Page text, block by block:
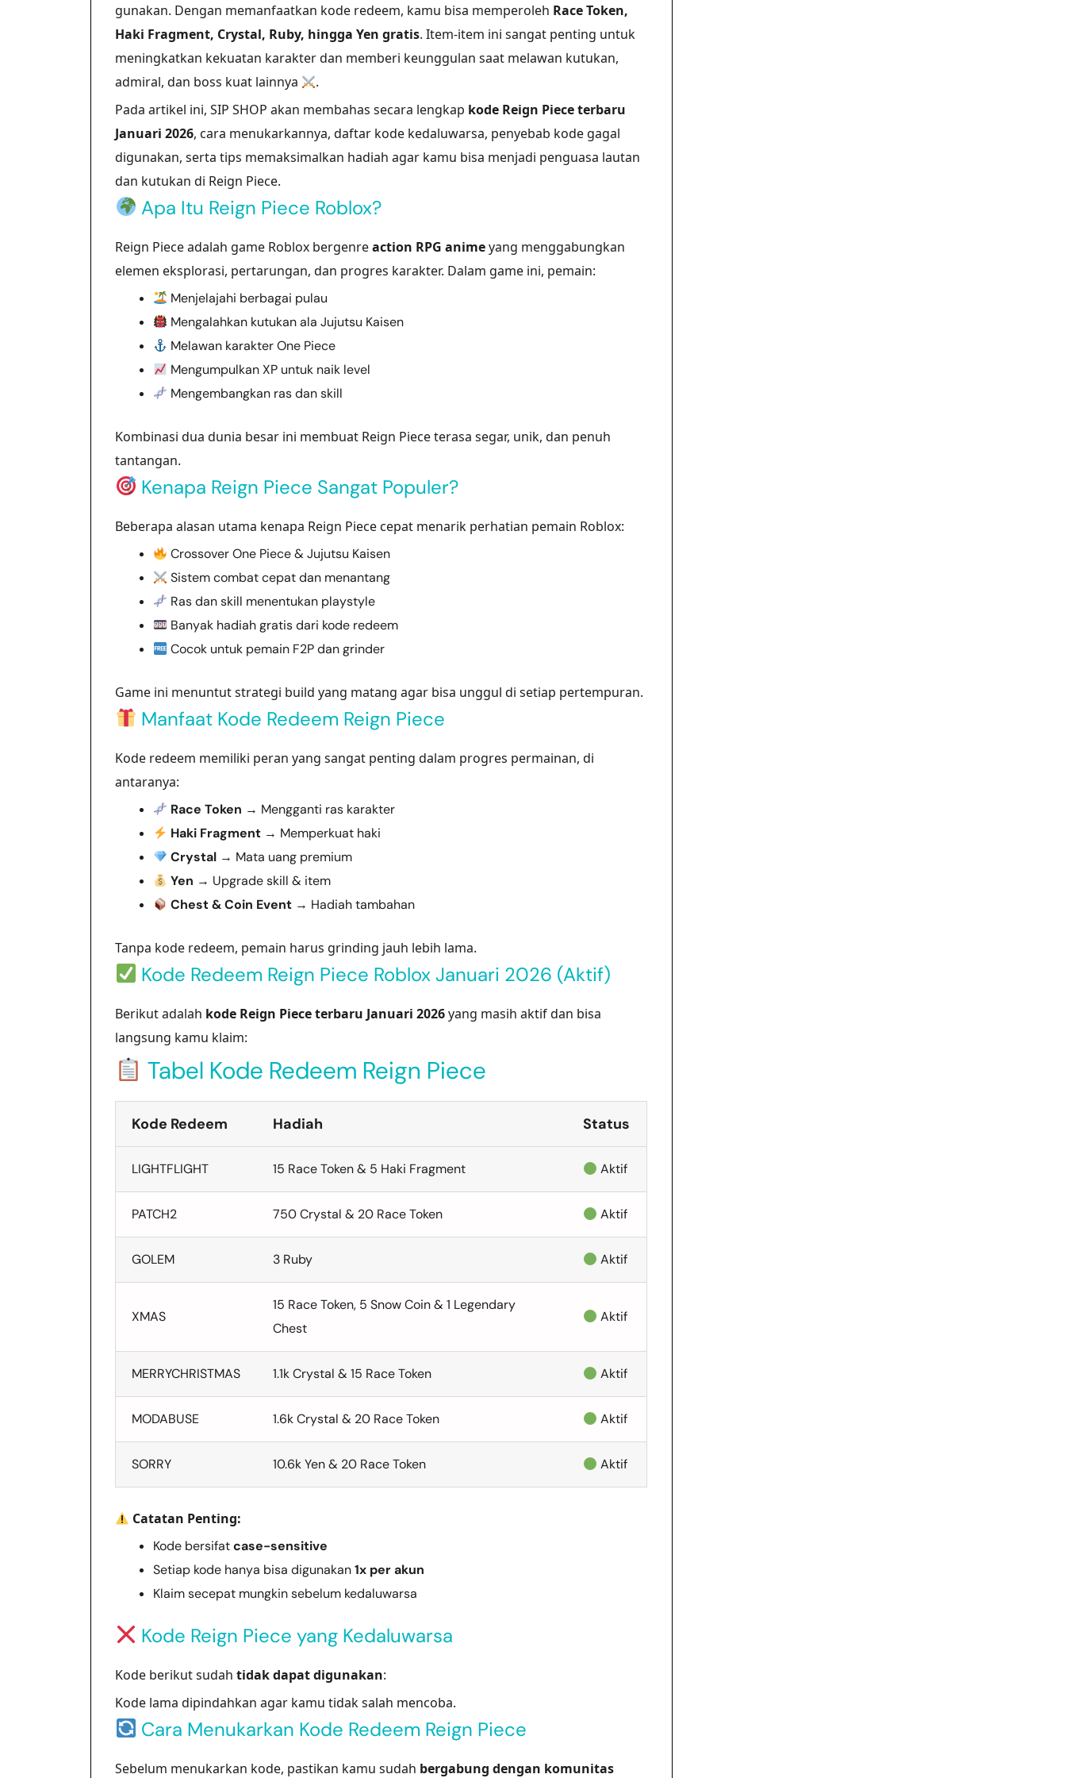
gunakan. Dengan memanfaatkan kode redeem, kamu bisa memperoleh Race Token,
Haki Fragment, Crystal, Ruby, hingga Yen gratis. Item-item ini sangat penting untuk
meningkatkan kekuatan karakter dan memberi keunggulan saat melawan kutukan,
admiral, dan boss kuat lainnya
.
Pada artikel ini, SIP SHOP akan membahas secara lengkap kode Reign Piece terbaru
Januari 2026, cara menukarkannya, daftar kode kedaluwarsa, penyebab kode gagal
digunakan, serta tips memaksimalkan hadiah agar kamu bisa menjadi penguasa lautan
dan kutukan di Reign Piece.
Apa Itu Reign Piece Roblox?
Reign Piece adalah game Roblox bergenreaction RPG animeyang menggabungkan
elemen eksplorasi, pertarungan, dan progres karakter. Dalam game ini, pemain:
Menjelajahi berbagai pulau
Mengalahkan kutukan ala Jujutsu Kaisen
Melawan karakter One Piece
Mengumpulkan XP untuk naik level
Mengembangkan ras dan skill
Kombinasi dua dunia besar ini membuat Reign Piece terasa segar, unik, dan penuh
tantangan.
Kenapa Reign Piece Sangat Populer?
Beberapa alasan utama kenapa Reign Piece cepat menarik perhatian pemain Roblox:
Crossover One Piece & Jujutsu Kaisen
Sistem combat cepat dan menantang
Ras dan skill menentukan playstyle
Banyak hadiah gratis dari kode redeem
Cocok untuk pemain F2P dan grinder
Game ini menuntut strategi build yang matang agar bisa unggul di setiap pertempuran.
Manfaat Kode Redeem Reign Piece
Kode redeem memiliki peran yang sangat penting dalam progres permainan, di
antaranya:
Race Token → Mengganti ras karakter
Haki Fragment → Memperkuat haki
Crystal → Mata uang premium
Yen → Upgrade skill & item
Chest & Coin Event → Hadiah tambahan
Tanpa kode redeem, pemain harus grinding jauh lebih lama.
Kode Redeem Reign Piece Roblox Januari 2026 (Aktif)
Berikut adalah kode Reign Piece terbaru Januari 2026yang masih aktif dan bisa
langsung kamu klaim:
Tabel Kode Redeem Reign Piece
Kode Redeem Hadiah Status
LIGHTFLIGHT 15 Race Token & 5 Haki Fragment Aktif
PATCH2 750 Crystal & 20 Race Token Aktif
GOLEM 3 Ruby Aktif
XMAS
15 Race Token, 5 Snow Coin & 1 Legendary
Chest
Aktif
MERRYCHRISTMAS 1.1k Crystal & 15 Race Token Aktif
MODABUSE 1.6k Crystal & 20 Race Token Aktif
SORRY 10.6k Yen & 20 Race Token Aktif
Catatan Penting:
Kode bersifatcase-sensitive
Setiap kode hanya bisa digunakan1x per akun
Klaim secepat mungkin sebelum kedaluwarsa
Kode Reign Piece yang Kedaluwarsa
Kode berikut sudah tidak dapat digunakan:
Kode lama dipindahkan agar kamu tidak salah mencoba.
Cara Menukarkan Kode Redeem Reign Piece
Sebelum menukarkan kode, pastikan kamu sudah bergabung dengan komunitas